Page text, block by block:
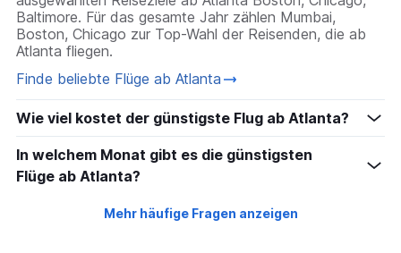
Baltimore. Für das gesamte Jahr zählen Mumbai,
Boston, Chicago zur Top-Wahl der Reisenden, die ab
Atlanta fliegen.
Finde beliebte Flüge ab Atlanta
Wie viel kostet der günstigste Flug ab Atlanta?
In welchem Monat gibt es die günstigsten
Flüge ab Atlanta?
Mehr häufige Fragen anzeigen